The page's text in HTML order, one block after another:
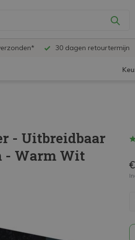
30 dagen retourtermijn
- Uitbreidbaar
- Warm Wit